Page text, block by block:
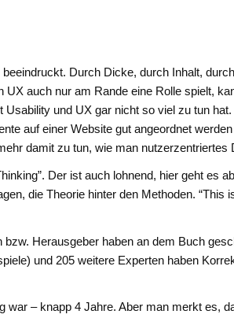
Durch Dicke, durch Inhalt,
UX auch nur am Rande eine Rolle spielt,
und UX gar nicht so viel zu tun hat.
auf einer Website gut angeordnet
damit zu tun, wie man nutzerzentriertes
Der ist auch lohnend, hier geht es
die Theorie hinter den Methoden. “This
Herausgeber haben an dem Buch
und 205 weitere Experten haben
war – knapp 4 Jahre. Aber man merkt es,